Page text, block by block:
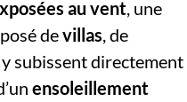
au vent , une
devillas , de
y subissent directement
ensoleillement